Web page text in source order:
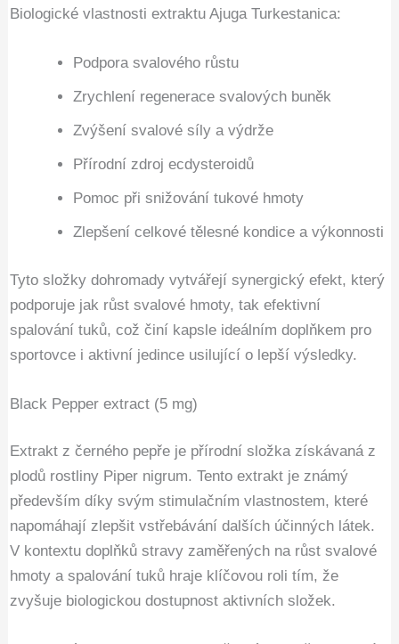
Biologické vlastnosti extraktu Ajuga Turkestanica:
Podpora svalového růstu
Zrychlení regenerace svalových buněk
Zvýšení svalové síly a výdrže
Přírodní zdroj ecdysteroidů
Pomoc při snižování tukové hmoty
Zlepšení celkové tělesné kondice a výkonnosti
Tyto složky dohromady vytvářejí synergický efekt, který
podporuje jak růst svalové hmoty, tak efektivní
spalování tuků, což činí kapsle ideálním doplňkem pro
sportovce i aktivní jedince usilující o lepší výsledky.
Black Pepper extract (5 mg)
Extrakt z černého pepře je přírodní složka získávaná z
plodů rostliny Piper nigrum. Tento extrakt je známý
především díky svým stimulačním vlastnostem, které
napomáhají zlepšit vstřebávání dalších účinných látek.
V kontextu doplňků stravy zaměřených na růst svalové
hmoty a spalování tuků hraje klíčovou roli tím, že
zvyšuje biologickou dostupnost aktivních složek.